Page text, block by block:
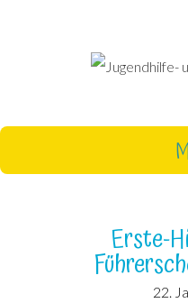
Erste-
22.